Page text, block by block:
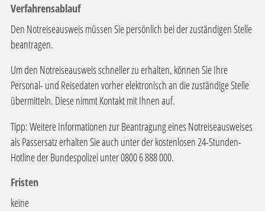
Verfahrensablauf
Den Notreiseausweis müssen Sie persönlich bei der zuständigen Stelle
beantragen.
Um den Notreiseausweis schneller zu erhalten, können Sie Ihre
Personal- und Reisedaten vorher elektronisch an die zuständige Stelle
übermitteln. Diese nimmt Kontakt mit Ihnen auf.
Tipp:Weitere Informationen zur Beantragung eines Notreiseausweises
als Passersatz erhalten Sie auch unter der kostenlosen 24-Stunden-
Hotline der Bundespolizei unter 0800 6 888 000.
Fristen
keine